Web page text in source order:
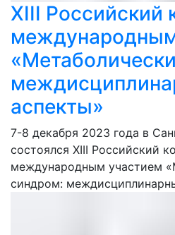
XIII Российский
аспекты»
7-8 декабря 2023 года в
состоялся XIII Российский
международным участием
синдром: